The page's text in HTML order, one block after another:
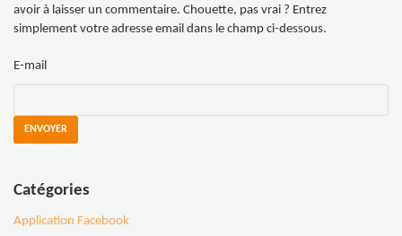
avoir à laisser un commentaire. Chouette, pas vrai ? Entrez
simplement votre adresse email dans le champ ci-dessous.
E-mail
Catégories
Application Facebook